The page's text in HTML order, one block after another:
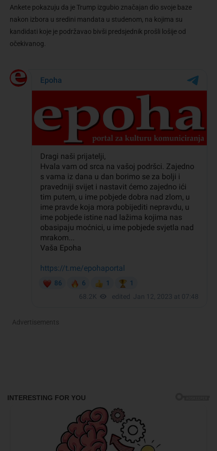
Ankete pokazuju da je Trump izgubio značajan dio svoje baze
nakon izbora u sredini mandata u studenom, na kojima su
kandidati koje je podržavao bivši predsjednik prošli lošije od
očekivanog.
Advertisements